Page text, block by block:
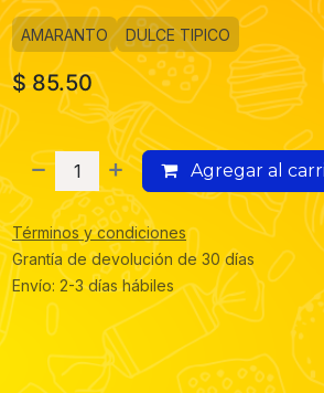
AMARANTO DULCE TIPICO
$85.50
Agregar al
Términos y condiciones
Grantía de devolución de 30 días
Envío: 2-3 días hábiles